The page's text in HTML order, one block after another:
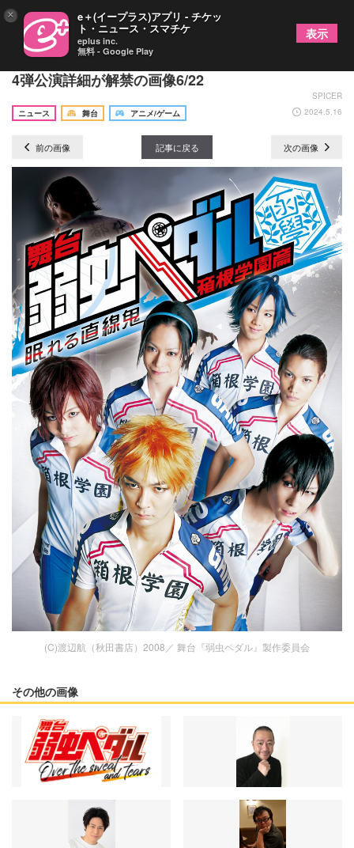
「ペダステ」シリーズ最終公演へ、新シリーズの第
4弾公演詳細が解禁の画像6/22
SPICER
ニュース
舞台 アニメ/ゲーム 2024.5.16
前の画像 記事に戻る 次の画像
(C)渡辺航（秋田書店）2008／ 舞台『弱虫ペダル』製作委員会
その他の画像
× e＋(イープラス)アプリ - チケッ
ト・ニュース・スマチケ
eplus inc.
無料 - Google Play
表示